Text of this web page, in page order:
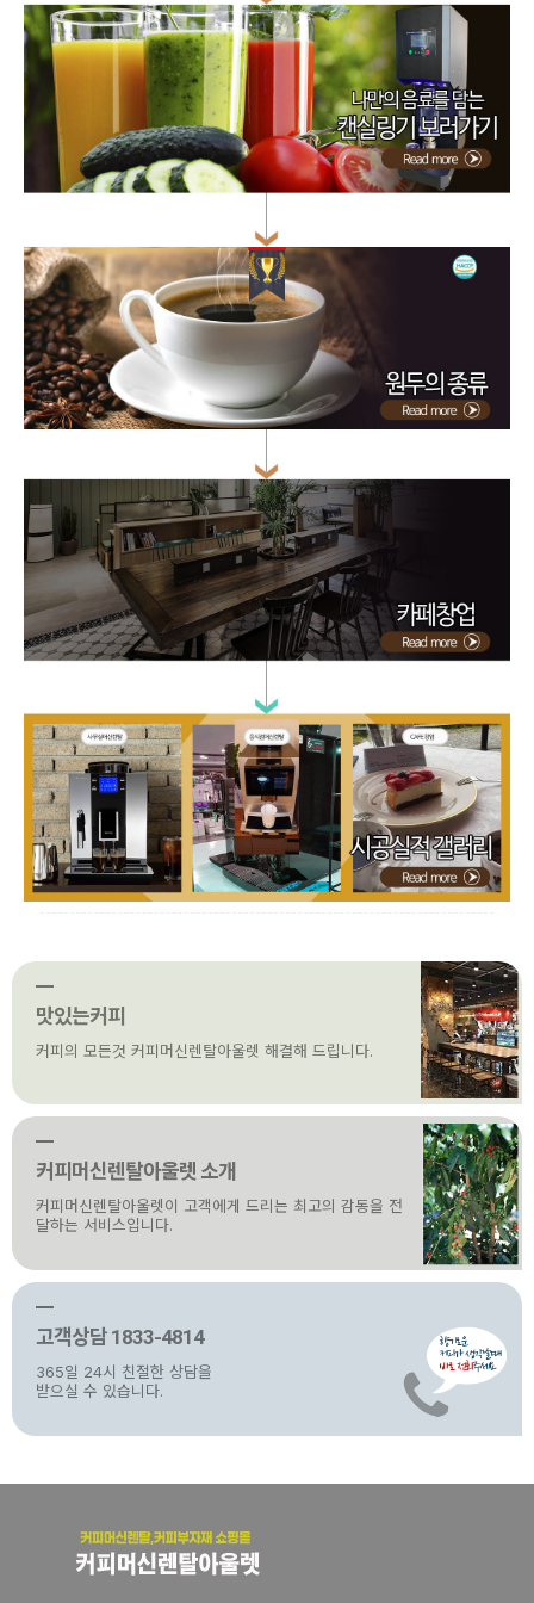
맛있는커피
커피의 모든것 커피머신렌탈아울렛 해결해 드립니다.
커피머신렌탈아울렛 소개
커피머신렌탈아울렛이 고객에게 드리는 최고의 감동을 전
달하는 서비스입니다.
고객상담 1833-4814
365일 24시 친절한 상담을
받으실 수 있습니다.